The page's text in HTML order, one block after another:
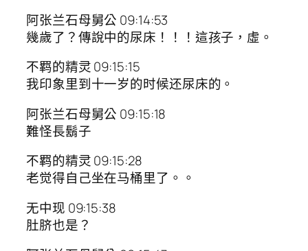
阿张兰石母舅公 09:14:53
幾歲了？傳說中的尿床！！！這孩子，虛。
不羁的精灵 09:15:15
我印象里到十一岁的时候还尿床的。
阿张兰石母舅公 09:15:18
難怪長鬍子
不羁的精灵 09:15:28
老觉得自己坐在马桶里了。。
无中现 09:15:38
肚脐也是？